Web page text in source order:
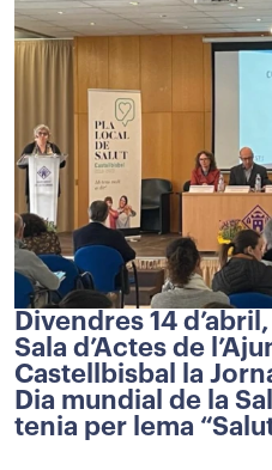
Divendres 14
Sala d’Actes de
Castellbisbal la
Dia mundial de la
tenia per lema